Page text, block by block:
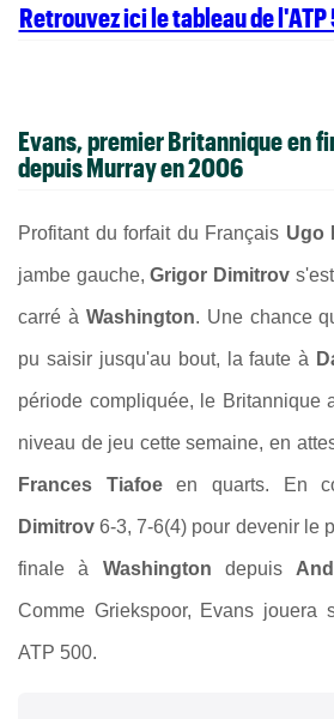
Retrouvez ici le tableau de
Evans, premier Britannique en
depuis Murray en 2006
Profitant du forfait du Français Ugo
jambe gauche,Grigor Dimitrovs'est
carré à Washington. Une chance
pu saisir jusqu'au bout, la faute à
période compliquée, le Britannique
niveau de jeu cette semaine, en
Frances Tiafoeen quarts. En
Dimitrov6-3, 7-6(4) pour devenir le
finale à Washington depuis
Comme Griekspoor, Evans jouera
ATP 500.